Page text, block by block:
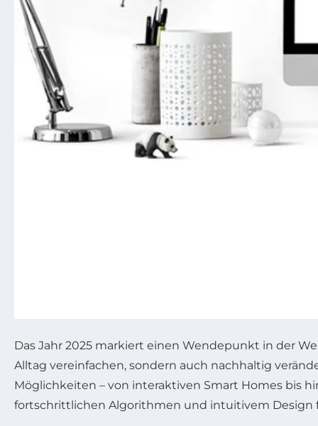
Das Jahr 2025 markiert einen Wendepunkt in der
Alltag vereinfachen, sondern auch nachhaltig
Möglichkeiten – von interaktiven Smart Homes bis
fortschrittlichen Algorithmen und intuitivem Design